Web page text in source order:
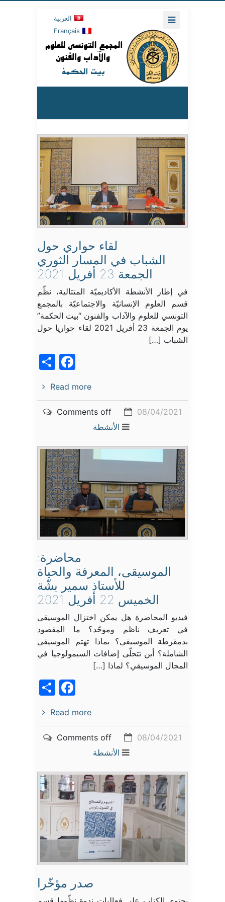
العربية
Français
لقاء حواري حول
الشباب في المسار الثوري
الجمعة 23 أفريل 2021
في إطار الأنشطة الأكاديميّة المتتالية، نظّم
قسم العلوم الإنسانيّة والاجتماعيّة بالمجمع
التونسي للعلوم والآداب والفنون “بيت الحكمة”
يوم الجمعة 23 أفريل 2021 لقاء حواريا حول
الشباب […]
Read more
08/04/2021
Comments off
الأنشطة
محاضرة:
الموسيقى، المعرفة والحياة
للأستاذ سمير بشّة
الخميس 22 أفريل 2021
فيديو المحاضرة هل يمكن اختزال الموسيقى
في تعريف ناظم وموحّد؟ ما المقصود
بدمقرطة الموسيقى؟ بماذا تهتم الموسيقى
الشاملة؟ أين تتجلّى إضافات السيمولوجيا في
المجال الموسيقي؟ لماذا […]
Read more
08/04/2021
Comments off
الأنشطة
صدر مؤخّرا